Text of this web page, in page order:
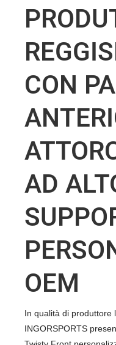
CON
AD
OEM
In qualità di produttore
INGORSPORTS